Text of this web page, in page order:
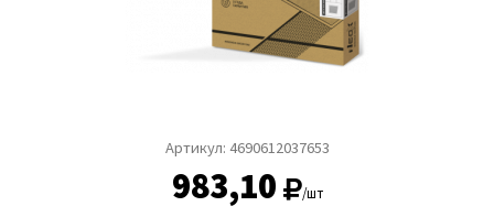
Артикул: 4690612037653
983,10 /шт